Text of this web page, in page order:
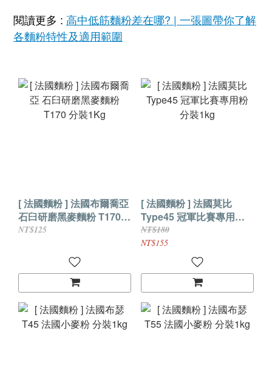
閱讀更多 : 高中低筋麵粉差在哪? | 一張圖帶你了解
各麵粉特性及適用範圍
[ 法國麵粉 ] 法國布爾喬亞
石臼研磨黑麥麵粉 T170
分裝1Kg
NT$125
[ 法國麵粉 ] 法國莫比
Type45 冠軍比賽專用粉
分裝1kg
NT$180
NT$155